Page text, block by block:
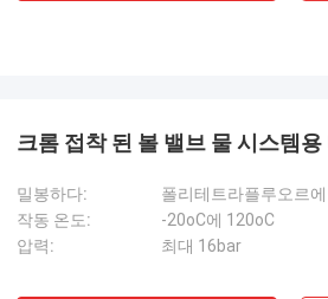
크롬 접착 된 볼 밸브 물 시스템용
밀봉하다:
폴리테트라플루오르
작동 온도:
-20oC에 120oC
압력:
최대 16bar